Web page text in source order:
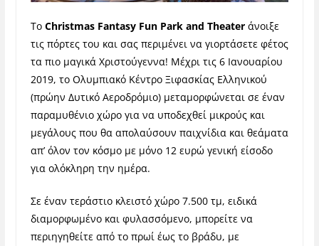
Το Christmas Fantasy Fun Park and Theaterάνοιξε
τις πόρτες του και σας περιμένει να γιορτάσετε φέτος
τα πιο μαγικά Χριστούγεννα! Μέχρι τις 6 Ιανουαρίου
2019, το Ολυμπιακό Κέντρο Ξιφασκίας Ελληνικού
(πρώην Δυτικό Αεροδρόμιο) μεταμορφώνεται σε έναν
παραμυθένιο χώρο για να υποδεχθεί μικρούς και
μεγάλους που θα απολαύσουν παιχνίδια και θεάματα
απ’ όλον τον κόσμο με μόνο 12 ευρώ γενική είσοδο
για ολόκληρη την ημέρα.
Σε έναν τεράστιο κλειστό χώρο 7.500 τμ, ειδικά
διαμορφωμένο και φυλασσόμενο, μπορείτε να
περιηγηθείτε από το πρωί έως το βράδυ, με